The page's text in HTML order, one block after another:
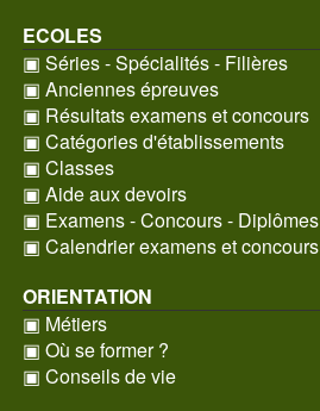
ECOLES
▣ Séries - Spécialités - Filières
▣ Anciennes épreuves
▣ Résultats examens et concours
▣ Catégories d'établissements
▣ Classes
▣ Aide aux devoirs
▣ Examens - Concours - Diplômes
▣ Calendrier examens et concours
ORIENTATION
▣ Métiers
▣ Où se former ?
▣ Conseils de vie